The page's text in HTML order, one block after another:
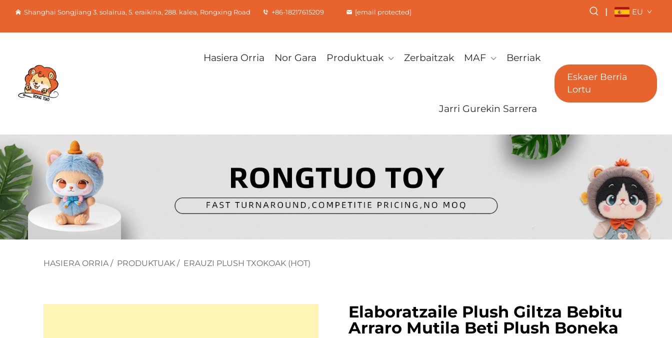
Shanghai Songjiang 3. solairua, 5. eraikina, 288. kalea, Rongxing Road +86-18217615209 [email protected] | EU
Hasiera Orria Nor Gara Produktuak Zerbaitzak MAF Berriak
Jarri Gurekin Sarrera
Eskaer Berria
Lortu
HASIERA ORRIA/ PRODUKTUAK / ERAUZI PLUSH TXOKOAK (HOT)
Elaboratzaile Plush Giltza Bebitu
Arraro Mutila Beti Plush Boneka